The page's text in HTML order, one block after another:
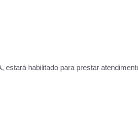
estará habilitado para prestar